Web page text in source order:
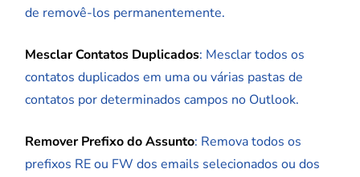
de removê-los permanentemente.
Mesclar Contatos Duplicados: Mesclar todos os
contatos duplicados em uma ou várias pastas de
contatos por determinados campos no Outlook.
Remover Prefixo do Assunto: Remova todos os
prefixos RE ou FW dos emails selecionados ou dos